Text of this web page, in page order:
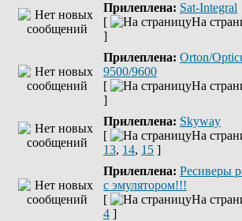
Прилеплена: Sat-Integral
[
На
]
Прилеплена: Orton/
9500/9600
[
На
]
Прилеплена: Skyway
[
На
13, 14, 15 ]
Прилеплена: Ресиверы
с эмулятором!!!
[
На
4 ]